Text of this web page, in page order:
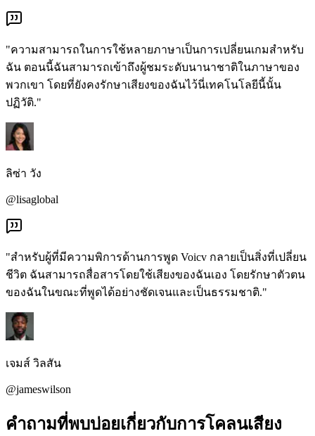
"ความสามารถในการใช้หลายภาษาเป็นการเปลี่ยนเกมสำหรับ
ฉัน ตอนนี้ฉันสามารถเข้าถึงผู้ชมระดับนานาชาติในภาษาของ
พวกเขา โดยที่ยังคงรักษาเสียงของฉันไว้นี่เทคโนโลยีนี้นั้น
ปฏิวัติ."
ลิซ่า วัง
@lisaglobal
"สำหรับผู้ที่มีความพิการด้านการพูด Voicv กลายเป็นสิ่งที่เปลี่ยน
ชีวิต ฉันสามารถสื่อสารโดยใช้เสียงของฉันเอง โดยรักษาตัวตน
ของฉันในขณะที่พูดได้อย่างชัดเจนและเป็นธรรมชาติ."
เจมส์ วิลสัน
@jameswilson
คำถามที่พบบ่อยเกี่ยวกับการโคลนเสียง